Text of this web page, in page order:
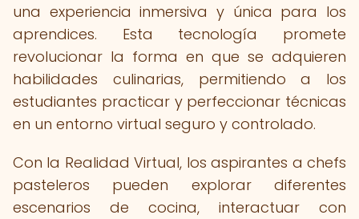
una experiencia inmersiva y única para los
aprendices. Esta tecnología promete
revolucionar la forma en que se adquieren
habilidades culinarias, permitiendo a los
estudiantes practicar y perfeccionar técnicas
en un entorno virtual seguro y controlado.
Con la Realidad Virtual, los aspirantes a chefs
pasteleros pueden explorar diferentes
escenarios de cocina, interactuar con